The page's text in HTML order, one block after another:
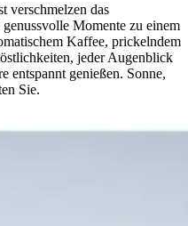
verschmelzen das
Momente zu einem
Kaffee, prickelndem
jeder Augenblick
entspannt genießen. Sonne,
Sie.